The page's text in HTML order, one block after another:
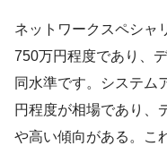
ネットワークスペシャ
750万円程度であり、
同水準です。システム
円程度が相場であり、
や高い傾向がある。こ